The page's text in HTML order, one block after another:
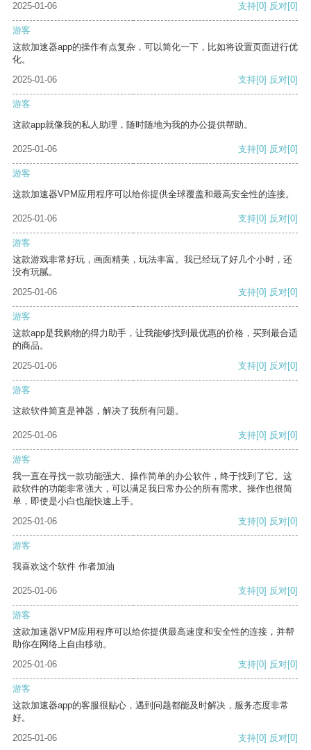
2025-01-06
支持[0] 反对[0]
游客
这款加速器app的操作有点复杂，可以简化一下，比如将设置页面进行优
化。
2025-01-06
支持[0] 反对[0]
游客
这款app就像我的私人助理，随时随地为我的办公提供帮助。
2025-01-06 支持[0] 反对[0]
游客
这款加速器VPM应用程序可以给你提供全球覆盖和最高安全性的连接。
2025-01-06 支持[0] 反对[0]
游客
这款游戏非常好玩，画面精美，玩法丰富。我已经玩了好几个小时，还
没有玩腻。
2025-01-06
支持[0] 反对[0]
游客
这款app是我购物的得力助手，让我能够找到最优惠的价格，买到最合适
的商品。
2025-01-06
支持[0] 反对[0]
游客
这款软件简直是神器，解决了我所有问题。
2025-01-06 支持[0] 反对[0]
游客
我一直在寻找一款功能强大、操作简单的办公软件，终于找到了它。这
款软件的功能非常强大，可以满足我日常办公的所有需求。操作也很简
单，即使是小白也能快速上手。
2025-01-06
支持[0] 反对[0]
游客
我喜欢这个软件 作者加油
2025-01-06 支持[0] 反对[0]
游客
这款加速器VPM应用程序可以给你提供最高速度和安全性的连接，并帮
助你在网络上自由移动。
2025-01-06
支持[0] 反对[0]
游客
这款加速器app的客服很贴心，遇到问题都能及时解决，服务态度非常
好。
2025-01-06
支持[0] 反对[0]